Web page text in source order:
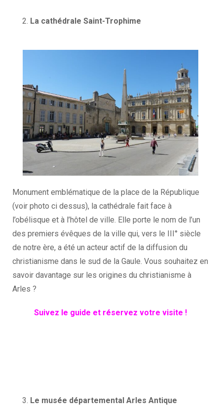
La cathédrale Saint-Trophime
Monument emblématique de la place de la République
(voir photo ci dessus), la cathédrale fait face à
l’obélisque et à l’hôtel de ville. Elle porte le nom de l’un
des premiers évêques de la ville qui, vers le III° siècle
de notre ère, a été un acteur actif de la diffusion du
christianisme dans le sud de la Gaule. Vous souhaitez en
savoir davantage sur les origines du christianisme à
Arles ?
Suivez le guide et réservez votre visite !
Le musée départemental Arles Antique